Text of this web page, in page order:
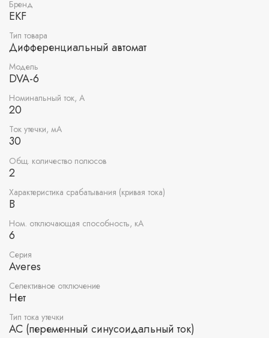
Бренд
EKF
Тип товара
Дифференциальный автомат
Модель
DVA-6
Номинальный ток, А
20
Ток утечки, мА
30
Общ. количество полюсов
2
Характеристика срабатывания (кривая тока)
B
Ном. отключающая способность, кА
6
Серия
Averes
Селективное отключение
Нет
Тип тока утечки
AC (переменный синусоидальный ток)